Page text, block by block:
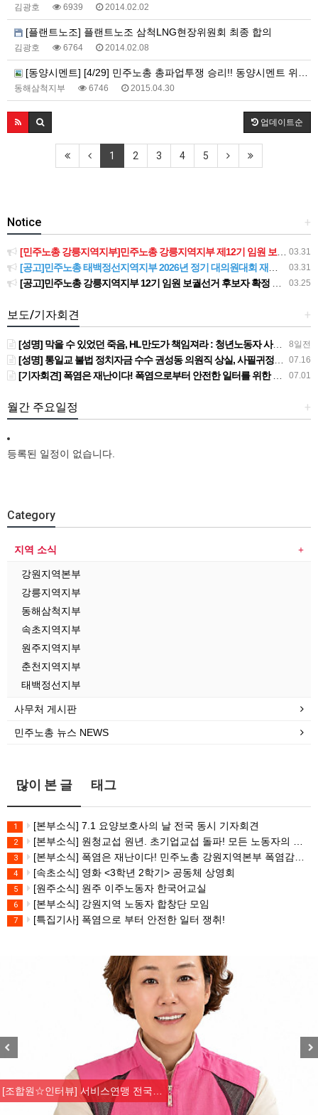
김광호 6939 2014.02.02
[플랜트노조] 플랜트노조 삼척LNG현장위원회 최종 합의
김광호 6764 2014.02.08
[동양시멘트] [4/29] 민주노총 총파업투쟁 승리!! 동양시멘트 위장도급 분쇄!! 민주노총 동해삼척지부 공동행동
동해삼척지부 6746 2015.04.30
업데이트순
1 2 3 4 5
+
Notice
03.31
[민주노총 강릉지역지부]민주노총 강릉지역지부 제12기 임원 보궐선거결과 공고
03.31
[공고]민주노총 태백정선지역지부 2026년 정기 대의원대회 재소집 건
03.25
[공고]민주노총 강릉지역지부 12기 임원 보궐선거 후보자 확정 공고
+
보도/기자회견
8일전
[성명] 막을 수 있었던 죽음, HL만도가 책임져라 : 청년노동자 사망사고의 철저한 진상규명과 재발방지 대책 마련하라
07.16
[성명] 통일교 불법 정치자금 수수 권성동 의원직 상실, 사필귀정이다
07.01
[기자회견] 폭염은 재난이다! 폭염으로부터 안전한 일터를 위한 민주노총 강원지역본부 폭염감시단 선포 기자회견
+
월간 주요일정
등록된 일정이 없습니다.
Category
지역 소식
강원지역본부
강릉지역지부
동해삼척지부
속초지역지부
원주지역지부
춘천지역지부
태백정선지부
사무처 게시판
민주노총 뉴스 NEWS
많이 본 글 태그
1 [본부소식] 7.1 요양보호사의 날 전국 동시 기자회견
2 [본부소식] 원청교섭 원년. 초기업교섭 돌파! 모든 노동자의 노동기본권 쟁취! 민주노총 7.15 총파업대회
3 [본부소식] 폭염은 재난이다! 민주노총 강원지역본부 폭염감시단 선포 기자회견
4 [속초소식] 영화 <3학년 2학기> 공동체 상영회
5 [원주소식] 원주 이주노동자 한국어교실
6 [본부소식] 강원지역 노동자 합창단 모임
7 [특집기사] 폭염으로 부터 안전한 일터 쟁취!
[조합원☆인터뷰] 서비스연맹 전국…